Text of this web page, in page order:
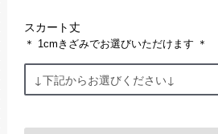
スカート丈
＊ 1cmきざみでお選びいただけます ＊